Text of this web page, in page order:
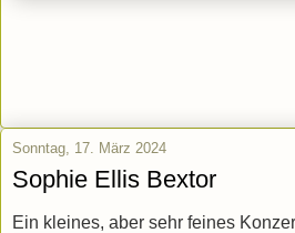
Sonntag, 17. März 2024
Sophie Ellis Bextor
Ein kleines, aber sehr feines